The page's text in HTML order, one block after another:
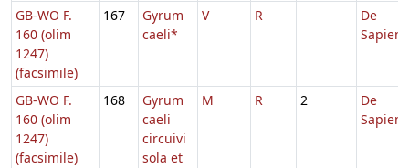
GB-WO F.
160 (olim
1247)
(facsimile)
167
Gyrum
caeli*
V R
De
GB-WO F.
160 (olim
1247)
(facsimile)
168
Gyrum
caeli
circuivi
sola et
M R 2
De